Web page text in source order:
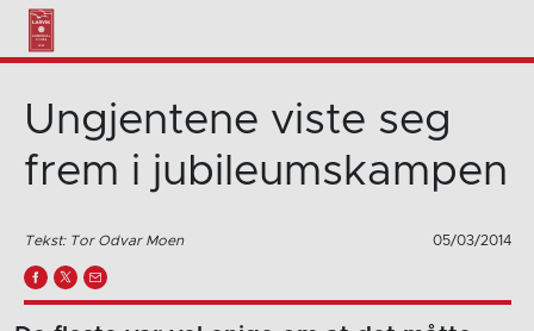
Ungjentene viste seg
frem i jubileumskampen
Tekst: Tor Odvar Moen 05/03/2014